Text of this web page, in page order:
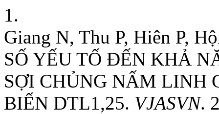
1.
Giang N, Thu P, Hiên P,
SỐ YẾU TỐ ĐẾN KHẢ
SỢI CHỦNG NẤM LINH
BIẾN DTL1,25. VJASVN.